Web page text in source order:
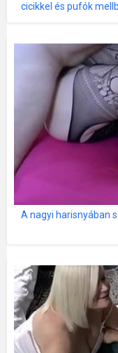
cicikkel és pufók
A nagyi harisnyában